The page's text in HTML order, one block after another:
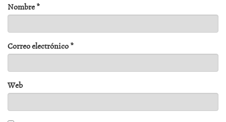
Nombre*
Correo electrónico*
Web